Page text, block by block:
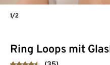
Ring Loops mit
1/2